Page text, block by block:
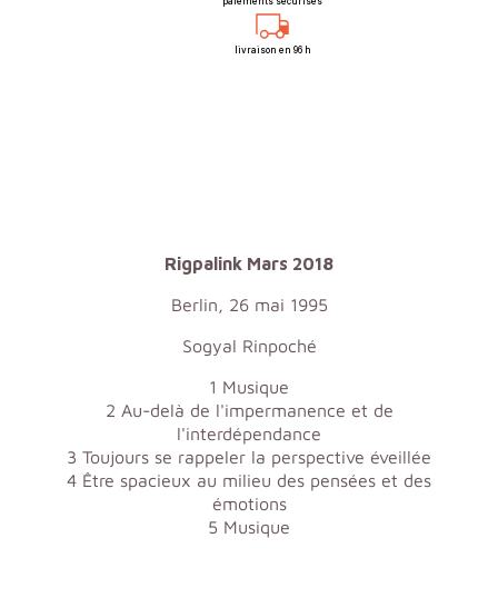
livraison en 96 h
Rigpalink Mars 2018
Berlin, 26 mai 1995
Sogyal Rinpoché
1 Musique
2 Au-delà de l'impermanence et de
l'interdépendance
3 Toujours se rappeler la perspective éveillée
4 Être spacieux au milieu des pensées et des
émotions
5 Musique